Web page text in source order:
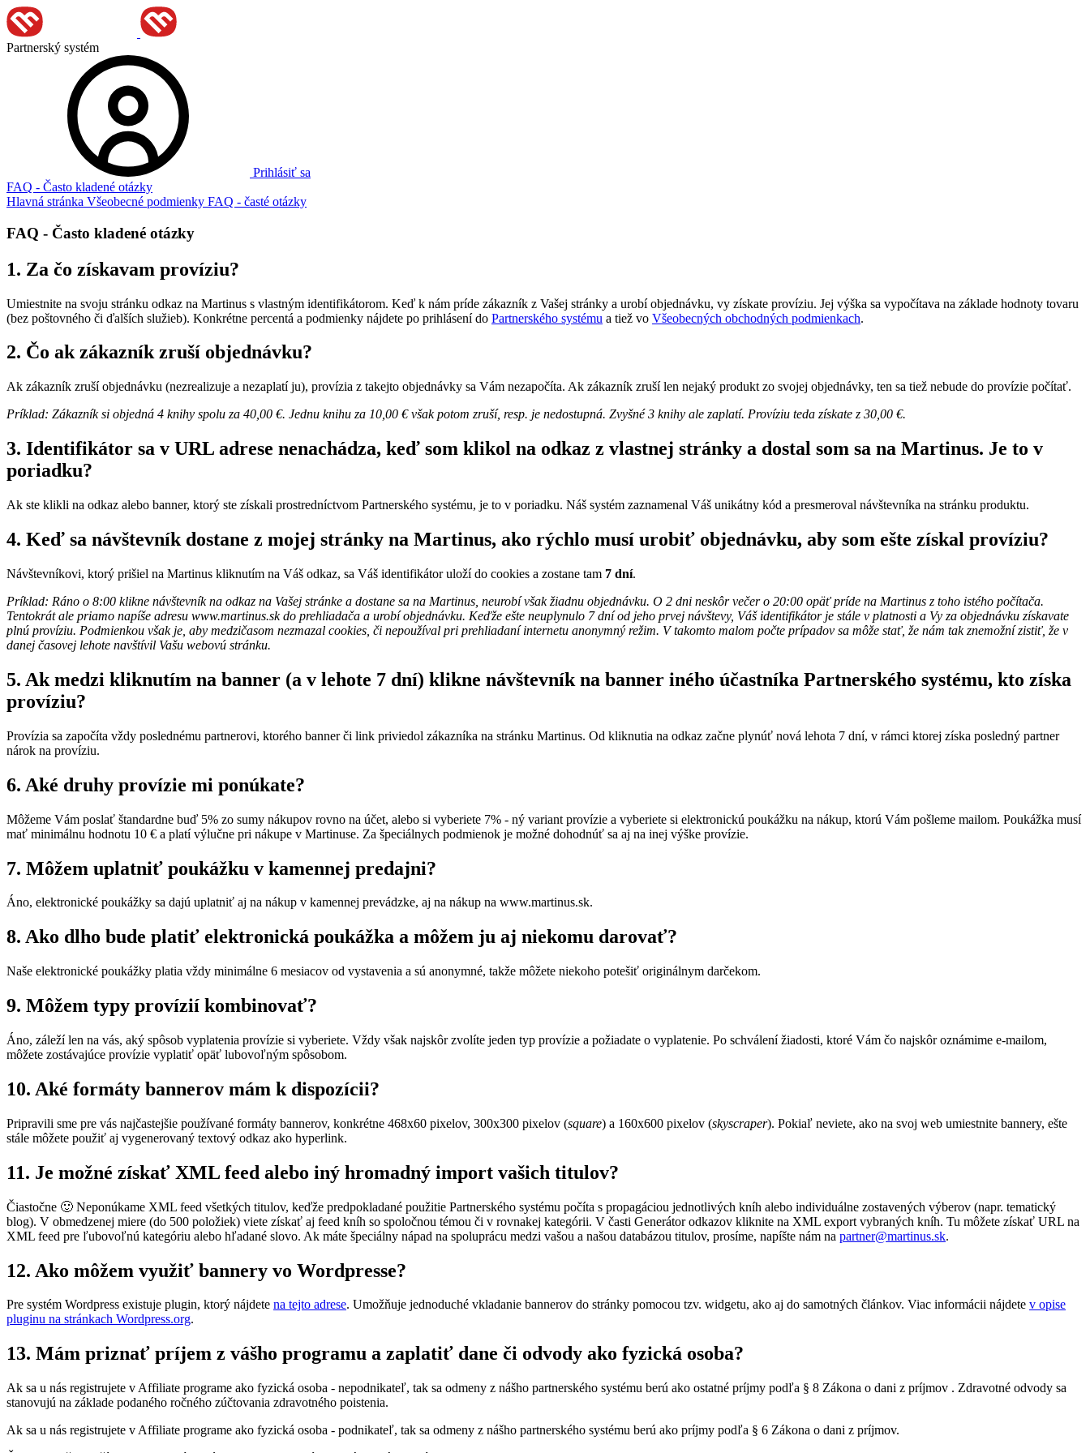
Partnerský systém
Prihlásiť sa
FAQ - Často kladené otázky
Hlavná stránka Všeobecné podmienky FAQ - časté otázky
FAQ - Často kladené otázky
1. Za čo získavam províziu?
Umiestnite na svoju stránku odkaz na Martinus s vlastným identifikátorom. Keď k nám príde zákazník z Vašej stránky a urobí objednávku, vy získate províziu. Jej výška sa vypočítava na základe hodnoty tovaru
(bez poštovného či ďalších služieb). Konkrétne percentá a podmienky nájdete po prihlásení do Partnerského systému a tiež vo Všeobecných obchodných podmienkach.
2. Čo ak zákazník zruší objednávku?
Ak zákazník zruší objednávku (nezrealizuje a nezaplatí ju), provízia z takejto objednávky sa Vám nezapočíta. Ak zákazník zruší len nejaký produkt zo svojej objednávky, ten sa tiež nebude do provízie počítať.
Príklad: Zákazník si objedná 4 knihy spolu za 40,00 €. Jednu knihu za 10,00 € však potom zruší, resp. je nedostupná. Zvyšné 3 knihy ale zaplatí. Províziu teda získate z 30,00 €.
3. Identifikátor sa v URL adrese nenachádza, keď som klikol na odkaz z vlastnej stránky a dostal som sa na Martinus. Je to v
poriadku?
Ak ste klikli na odkaz alebo banner, ktorý ste získali prostredníctvom Partnerského systému, je to v poriadku. Náš systém zaznamenal Váš unikátny kód a presmeroval návštevníka na stránku produktu.
4. Keď sa návštevník dostane z mojej stránky na Martinus, ako rýchlo musí urobiť objednávku, aby som ešte získal províziu?
Návštevníkovi, ktorý prišiel na Martinus kliknutím na Váš odkaz, sa Váš identifikátor uloží do cookies a zostane tam 7 dní.
Príklad: Ráno o 8:00 klikne návštevník na odkaz na Vašej stránke a dostane sa na Martinus, neurobí však žiadnu objednávku. O 2 dni neskôr večer o 20:00 opäť príde na Martinus z toho istého počítača.
Tentokrát ale priamo napíše adresu www.martinus.sk do prehliadača a urobí objednávku. Keďže ešte neuplynulo 7 dní od jeho prvej návštevy, Váš identifikátor je stále v platnosti a Vy za objednávku získavate
plnú províziu. Podmienkou však je, aby medzičasom nezmazal cookies, či nepoužíval pri prehliadaní internetu anonymný režim. V takomto malom počte prípadov sa môže stať, že nám tak znemožní zistiť, že v
danej časovej lehote navštívil Vašu webovú stránku.
5. Ak medzi kliknutím na banner (a v lehote 7 dní) klikne návštevník na banner iného účastníka Partnerského systému, kto získa
províziu?
Provízia sa započíta vždy poslednému partnerovi, ktorého banner či link priviedol zákazníka na stránku Martinus. Od kliknutia na odkaz začne plynúť nová lehota 7 dní, v rámci ktorej získa posledný partner
nárok na províziu.
6. Aké druhy provízie mi ponúkate?
Môžeme Vám poslať štandardne buď 5% zo sumy nákupov rovno na účet, alebo si vyberiete 7% - ný variant provízie a vyberiete si elektronickú poukážku na nákup, ktorú Vám pošleme mailom. Poukážka musí
mať minimálnu hodnotu 10 € a platí výlučne pri nákupe v Martinuse. Za špeciálnych podmienok je možné dohodnúť sa aj na inej výške provízie.
7. Môžem uplatniť poukážku v kamennej predajni?
Áno, elektronické poukážky sa dajú uplatniť aj na nákup v kamennej prevádzke, aj na nákup na www.martinus.sk.
8. Ako dlho bude platiť elektronická poukážka a môžem ju aj niekomu darovať?
Naše elektronické poukážky platia vždy minimálne 6 mesiacov od vystavenia a sú anonymné, takže môžete niekoho potešiť originálnym darčekom.
9. Môžem typy provízií kombinovať?
Áno, záleží len na vás, aký spôsob vyplatenia provízie si vyberiete. Vždy však najskôr zvolíte jeden typ provízie a požiadate o vyplatenie. Po schválení žiadosti, ktoré Vám čo najskôr oznámime e-mailom,
môžete zostávajúce provízie vyplatiť opäť lubovoľným spôsobom.
10. Aké formáty bannerov mám k dispozícii?
Pripravili sme pre vás najčastejšie používané formáty bannerov, konkrétne 468x60 pixelov, 300x300 pixelov (square) a 160x600 pixelov (skyscraper). Pokiaľ neviete, ako na svoj web umiestnite bannery, ešte
stále môžete použiť aj vygenerovaný textový odkaz ako hyperlink.
11. Je možné získať XML feed alebo iný hromadný import vašich titulov?
Čiastočne 🙂 Neponúkame XML feed všetkých titulov, keďže predpokladané použitie Partnerského systému počíta s propagáciou jednotlivých kníh alebo individuálne zostavených výberov (napr. tematický
blog). V obmedzenej miere (do 500 položiek) viete získať aj feed kníh so spoločnou témou či v rovnakej kategórii. V časti Generátor odkazov kliknite na XML export vybraných kníh. Tu môžete získať URL na
XML feed pre ľubovoľnú kategóriu alebo hľadané slovo. Ak máte špeciálny nápad na spoluprácu medzi vašou a našou databázou titulov, prosíme, napíšte nám na partner@martinus.sk.
12. Ako môžem využiť bannery vo Wordpresse?
Pre systém Wordpress existuje plugin, ktorý nájdete na tejto adrese. Umožňuje jednoduché vkladanie bannerov do stránky pomocou tzv. widgetu, ako aj do samotných článkov. Viac informácii nájdete v opise
pluginu na stránkach Wordpress.org.
13. Mám priznať príjem z vášho programu a zaplatiť dane či odvody ako fyzická osoba?
Ak sa u nás registrujete v Affiliate programe ako fyzická osoba - nepodnikateľ, tak sa odmeny z nášho partnerského systému berú ako ostatné príjmy podľa § 8 Zákona o dani z príjmov . Zdravotné odvody sa
stanovujú na základe podaného ročného zúčtovania zdravotného poistenia.
Ak sa u nás registrujete v Affiliate programe ako fyzická osoba - podnikateľ, tak sa odmeny z nášho partnerského systému berú ako príjmy podľa § 6 Zákona o dani z príjmov.